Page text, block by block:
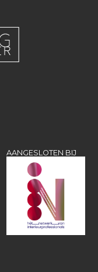
AANGESLOTEN BIJ